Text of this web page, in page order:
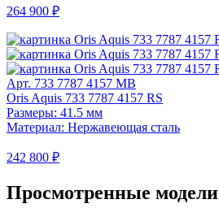
264 900 ₽
Арт. 733 7787 4157 MB
Oris Aquis 733 7787 4157 RS
Размеры: 41.5 мм
Материал: Нержавеющая сталь
242 800 ₽
Просмотренные модели